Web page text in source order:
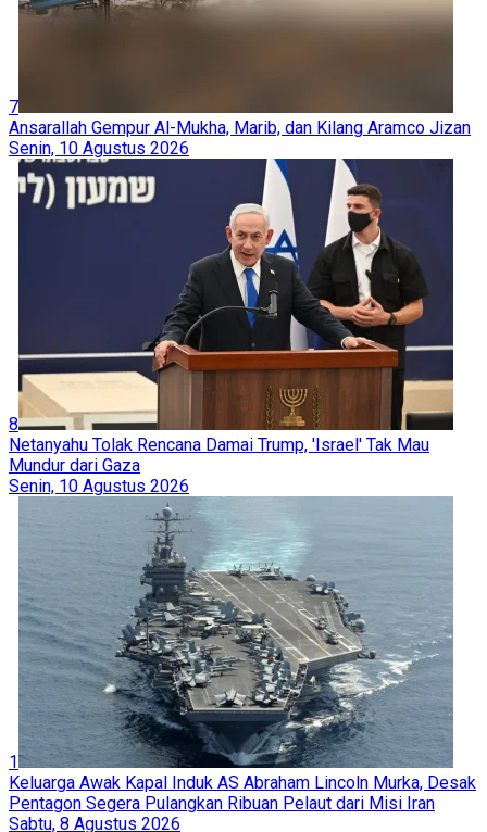
7
Ansarallah Gempur Al-Mukha, Marib, dan Kilang Aramco Jizan
Senin, 10 Agustus 2026
8
Netanyahu Tolak Rencana Damai Trump, 'Israel' Tak Mau
Mundur dari Gaza
Senin, 10 Agustus 2026
1
Keluarga Awak Kapal Induk AS Abraham Lincoln Murka, Desak
Pentagon Segera Pulangkan Ribuan Pelaut dari Misi Iran
Sabtu, 8 Agustus 2026